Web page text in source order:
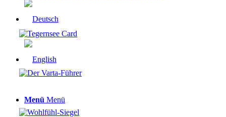
Menü Menü